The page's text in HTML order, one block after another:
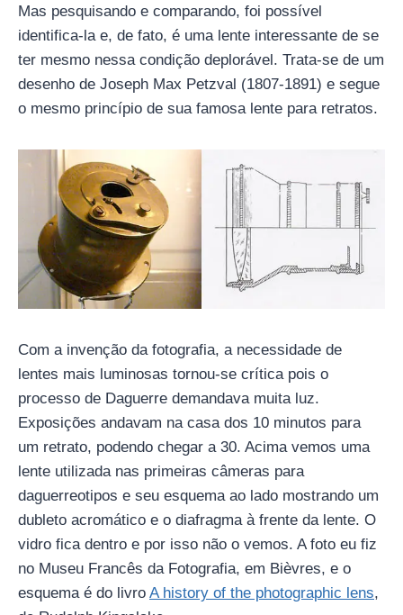
Mas pesquisando e comparando, foi possível
identifica-la e, de fato, é uma lente interessante de se
ter mesmo nessa condição deplorável. Trata-se de um
desenho de Joseph Max Petzval (1807-1891) e segue
o mesmo princípio de sua famosa lente para retratos.
Com a invenção da fotografia, a necessidade de
lentes mais luminosas tornou-se crítica pois o
processo de Daguerre demandava muita luz.
Exposições andavam na casa dos 10 minutos para
um retrato, podendo chegar a 30. Acima vemos uma
lente utilizada nas primeiras câmeras para
daguerreotipos e seu esquema ao lado mostrando um
dubleto acromático e o diafragma à frente da lente. O
vidro fica dentro e por isso não o vemos. A foto eu fiz
no Museu Francês da Fotografia, em Bièvres, e o
esquema é do livro A history of the photographic lens,